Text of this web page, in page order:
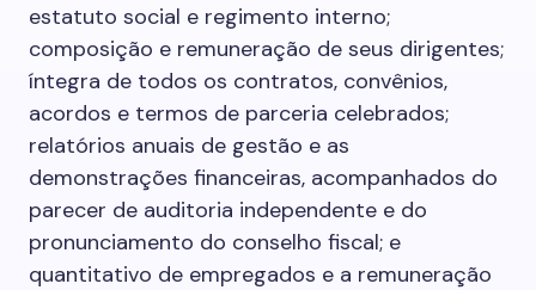
estatuto social e regimento interno;
composição e remuneração de seus dirigentes;
íntegra de todos os contratos, convênios,
acordos e termos de parceria celebrados;
relatórios anuais de gestão e as
demonstrações financeiras, acompanhados do
parecer de auditoria independente e do
pronunciamento do conselho fiscal; e
quantitativo de empregados e a remuneração